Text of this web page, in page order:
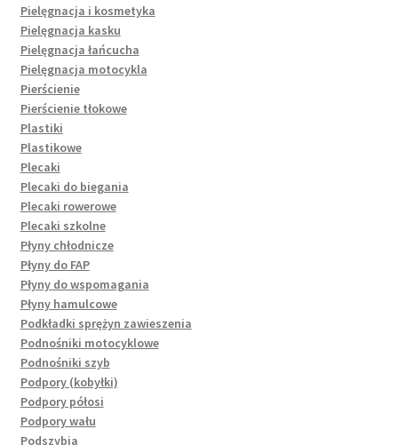
Pielęgnacja i kosmetyka
Pielęgnacja kasku
Pielęgnacja łańcucha
Pielęgnacja motocykla
Pierścienie
Pierścienie tłokowe
Plastiki
Plastikowe
Plecaki
Plecaki do biegania
Plecaki rowerowe
Plecaki szkolne
Płyny chłodnicze
Płyny do FAP
Płyny do wspomagania
Płyny hamulcowe
Podkładki sprężyn zawieszenia
Podnośniki motocyklowe
Podnośniki szyb
Podpory (kobyłki)
Podpory półosi
Podpory wału
Podszybia